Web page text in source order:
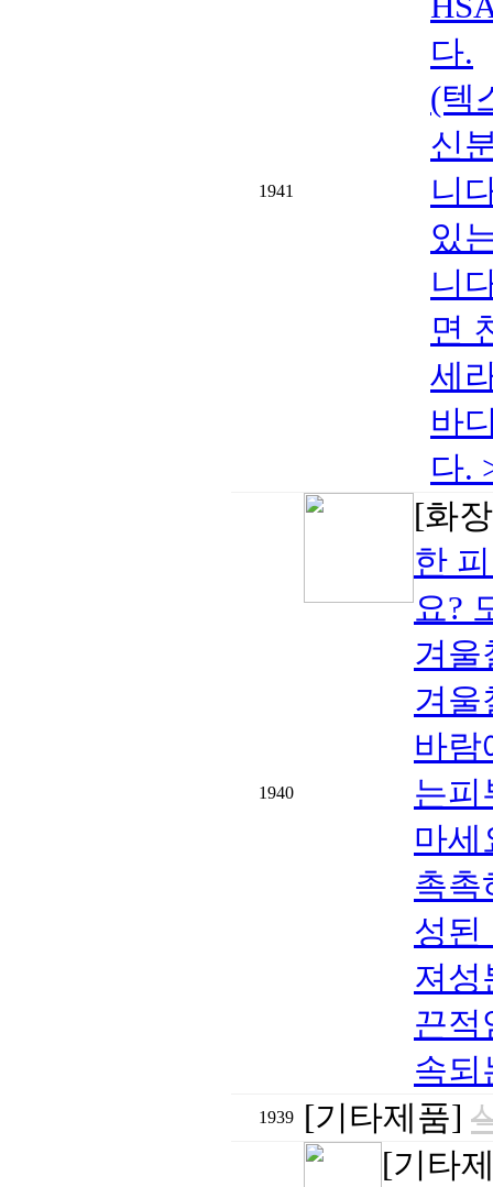
1941
다.
(텍
신
니
있
니
면
세
바
다.
1940
[화
한
요?
겨울
겨울
바람
는피
마세
촉촉
성된
져성
끈적
속되
1939 [기타제품]
[기타